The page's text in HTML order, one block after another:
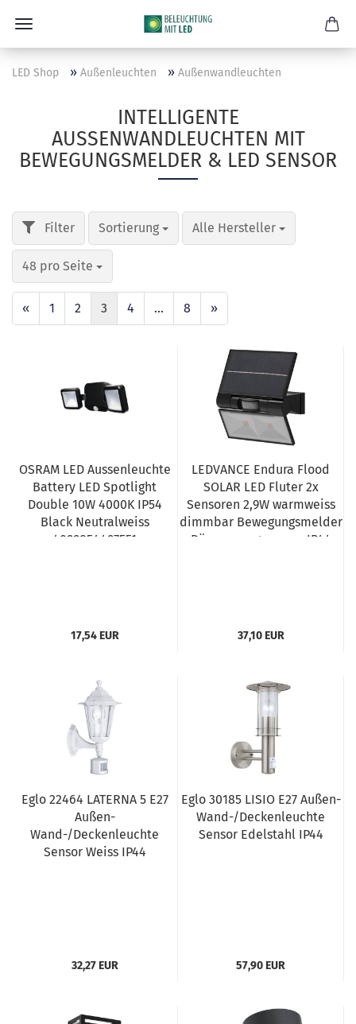
LED Shop » Außenleuchten » Außenwandleuchten
INTELLIGENTE
AUSSENWANDLEUCHTEN MIT B
EWEGUNGSMELDER & LED SENSOR
Sortierung Alle Hersteller
48 pro Seite
« 1 2 3 4 ... 8 »
OSRAM LED Aussenleuchte
Battery LED Spotlight
Double 10W 4000K IP54
Black Neutralweiss
4099854497551
17,54 EUR
LEDVANCE Endura Flood
SOLAR LED Fluter 2x
Sensoren 2,9W warmweiss
dimmbar Bewegungsmelder
Dämmerungssensor IP44
37,10 EUR
Eglo 22464 LATERNA 5 E27
Außen-
Wand-/Deckenleuchte
Sensor Weiss IP44
32,27 EUR
Eglo 30185 LISIO E27 Außen-
Wand-/Deckenleuchte
Sensor Edelstahl IP44
57,90 EUR